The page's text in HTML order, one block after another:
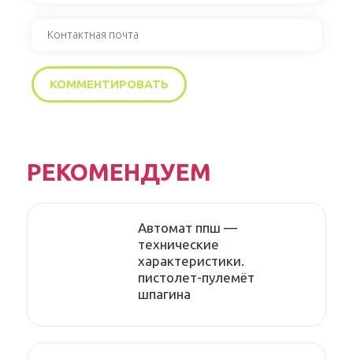
РЕКОМЕНДУЕМ
Автомат ппш —
технические
характеристики.
пистолет-пулемёт
шпагина